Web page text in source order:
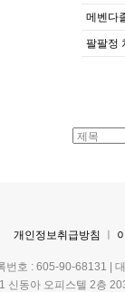
메벤다
팔팔정
개인정보취급방침
번호 : 605-90-68131 |
신동아 오피스텔 2층